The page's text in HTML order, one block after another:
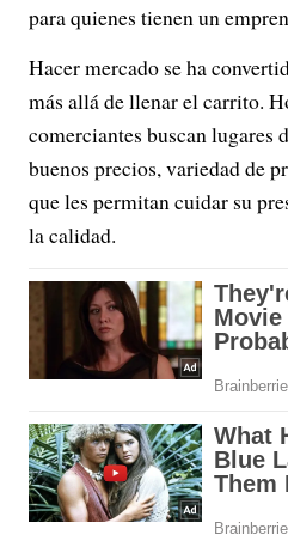
para quienes tienen un
Hacer mercado se ha
más allá de llenar el carrito.
comerciantes buscan lugares
buenos precios, variedad de
que les permitan cuidar su
la calidad.